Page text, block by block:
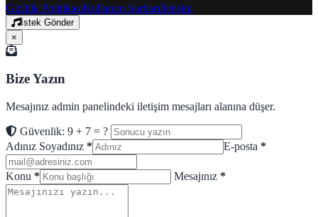
Gizlilik PolitikasıKullanım Şartlarıİletişim
İstek Gönder
×
Bize Yazın
Mesajınız admin panelindeki iletişim mesajları alanına düşer.
Güvenlik: 9 + 7 = ?
Adınız Soyadınız * E-posta *
Konu * Mesajınız *